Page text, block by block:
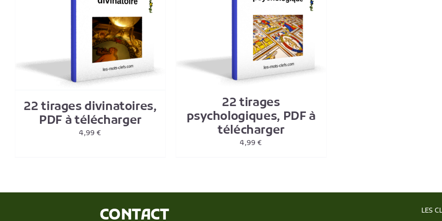
22 tirages divinatoires,
PDF à télécharger
4,99€
AJOUTER AU PANIER / DETAILS
22 tirages
psychologiques, PDF à
télécharger
4,99€
CONTACT LES